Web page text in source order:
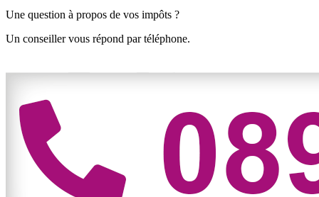
Une question à propos de vos impôts ?
Un conseiller vous répond par téléphone.